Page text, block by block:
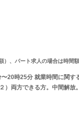
、パート求人の場合は時間額
20時25分 就業時間に関す
）両方できる方。中間解